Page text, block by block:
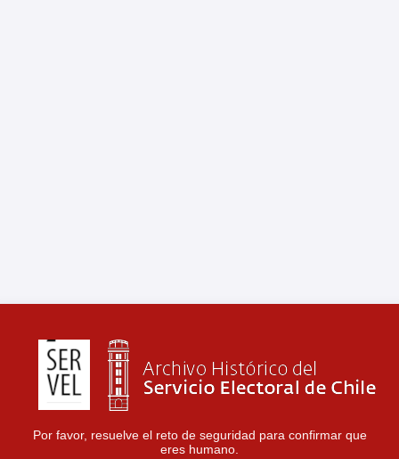
Por favor, resuelve el reto de seguridad para confirmar que
eres humano.